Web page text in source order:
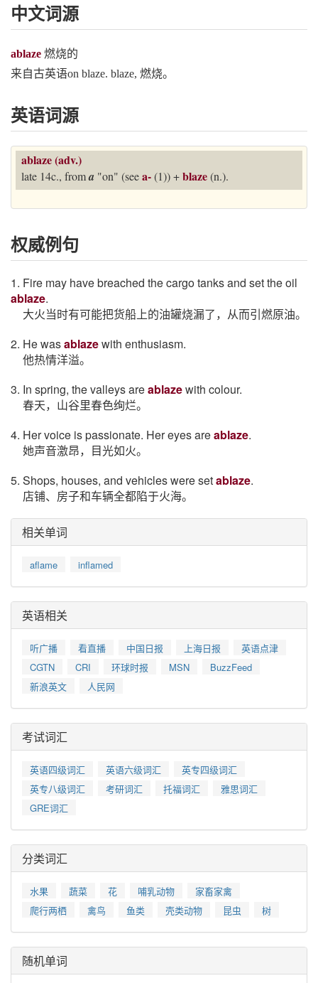
中文词源
ablaze 燃烧的
来自古英语on blaze. blaze, 燃烧。
英语词源
ablaze (adv.)
late 14c., froma "on" (seea-(1)) +blaze(n.).
权威例句
1. Fire may have breached the cargo tanks and set the oil
ablaze.
大火当时有可能把货船上的油罐烧漏了，从而引燃原油。
2. He wasablazewith enthusiasm.
他热情洋溢。
3. In spring, the valleys areablazewith colour.
春天，山谷里春色绚烂。
4. Her voice is passionate. Her eyes areablaze.
她声音激昂，目光如火。
5. Shops, houses, and vehicles were setablaze.
店铺、房子和车辆全都陷于火海。
相关单词
aflame inflamed
英语相关
听广播 看直播 中国日报 上海日报
英语点津
CGTN
CRI 环球时报 MSN
BuzzFeed
新浪英文
人民网
考试词汇
英语四级词汇 英语六级词汇
英专四级词汇
英专八级词汇
考研词汇 托福词汇
雅思词汇
GRE词汇
分类词汇
水果 蔬菜 花 哺乳动物
家畜家禽
爬行两栖
禽鸟 鱼类 壳类动物 昆虫 树
随机单词